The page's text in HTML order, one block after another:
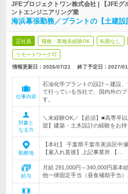
JFEプロジェクトワン株式会社 | 【JFEグ
ントエンジニアリング業
海浜幕張勤務／プラントの【土建
正社員 職種・業種未経験OK 転勤なし
リモートワーク可
情報更新日：2026/07/21 終了予定日： 2027/
仕事内容
石油化学プラントの設計～建設
て行っている当社で、国内外の
す。
対象と
なる方
＼未経験OK／【必須】■高専卒
迎】建築・土木設計の経験をお
勤務地
【本社】 千葉県千葉市美浜区中
【雇入れ直後】上記事業所 【…
給与
月給 291,000円～340,000円基
他一律固定手当（昼食補助手当）